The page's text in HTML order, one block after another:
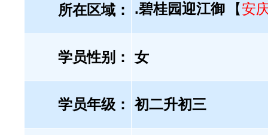
所在区域： .碧桂园迎江御 【安
学员性别： 女
学员年级： 初二升初三